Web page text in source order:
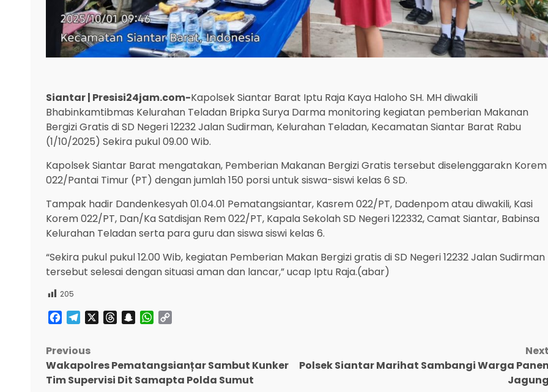
Siantar | Presisi24jam.com-Kapolsek Siantar Barat Iptu Raja Kaya Haloho SH. MH diwakili
Bhabinkamtibmas Kelurahan Teladan Bripka Surya Darma monitoring kegiatan pemberian Makanan
Bergizi Gratis di SD Negeri 12232 Jalan Sudirman, Kelurahan Teladan, Kecamatan Siantar Barat Rabu
(1/10/2025) Sekira pukul 09.00 Wib.
Kapolsek Siantar Barat mengatakan, Pemberian Makanan Bergizi Gratis tersebut diselenggarakn Korem
022/Pantai Timur (PT) dengan jumlah 150 porsi untuk siswa-siswi kelas 6 SD.
Tampak hadir Dandenkesyah 01.04.01 Pematangsiantar, Kasrem 022/PT, Dadenpom atau diwakili, Kasi
Korem 022/PT, Dan/Ka Satdisjan Rem 022/PT, Kapala Sekolah SD Negeri 122332, Camat Siantar, Babinsa
Kelurahan Teladan serta para guru dan siswa siswi kelas 6.
“Sekira pukul pukul 12.00 Wib, kegiatan Pemberian Makan Bergizi gratis di SD Negeri 12232 Jalan Sudirman
tersebut selesai dengan situasi aman dan lancar,” ucap Iptu Raja.(abar)
205
Facebook
TelegramThreadsSnapchatWhatsApp
Post
navigation
Previous
Wakapolres Pematangsianțar Sambut Kunker
Tim Supervisi Dit Samapta Polda Sumut
Next
Polsek Siantar Marihat Sambangi Warga Panen
Jagung